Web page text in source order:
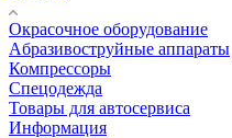
Окрасочное оборудование
Aбразивоструйные аппараты
Компрессоры
Спецодежда
Товары для автосервиса
Информация